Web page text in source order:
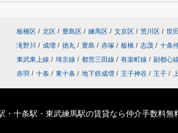
板橋区 / 北区 / 豊島区 / 練馬区 / 文京区 / 荒川区 / 世
滝野川 / 成増 / 徳丸 / 豊島 / 赤塚 / 板橋 / 志茂 / 十条
東武東上線 / 埼京線 / 都営三田線 / 有楽町線 / 副都心
赤羽 / 十条 / 東十条 / 地下鉄成増 / 王子神谷 / 王子 /
・十条駅・東武練馬駅の賃貸なら仲介手数料無